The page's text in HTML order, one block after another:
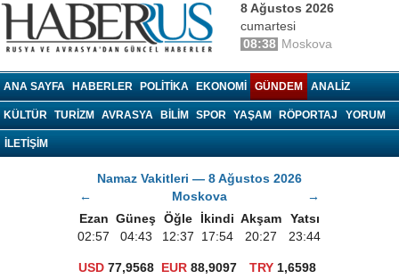
8 Ağustos 2026
cumartesi
08:38 Moskova
ANA SAYFA HABERLER POLITIKA EKONOMI GÜNDEM ANALIZ
KÜLTÜR TURIZM AVRASYA BILIM SPOR YAŞAM RÖPORTAJ YORUM
İLETİŞİM
Namaz Vakitleri — 8 Ağustos 2026
←
Moskova
→
Ezan Güneş Öğle İkindi Akşam
Yatsı
02:57
04:43 12:37 17:54 20:27 23:44
USD 77,9568 EUR 88,9097 TRY1,6598